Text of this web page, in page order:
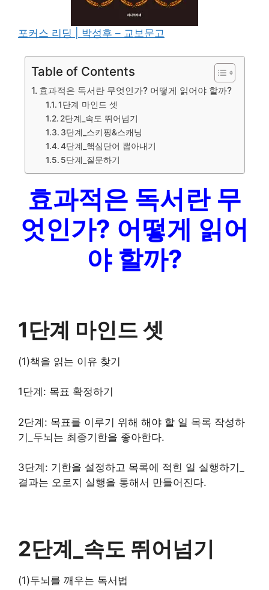
포커스 리딩 | 박성후 – 교보문고
Table of Contents
효과적은 독서란 무엇인가? 어떻게 읽어야 할까?
1단계 마인드 셋
2단계_속도 뛰어넘기
3단계_스키핑&스캐닝
4단계_핵심단어 뽑아내기
5단계_질문하기
효과적은 독서란 무
엇인가? 어떻게 읽어
야 할까?
1단계 마인드 셋
(1)책을 읽는 이유 찾기​
1단계: 목표 확정하기
2단계: 목표를 이루기 위해 해야 할 일 목록 작성하
기_두뇌는 최종기한을 좋아한다.
3단계: 기한을 설정하고 목록에 적힌 일 실행하기_
결과는 오로지 실행을 통해서 만들어진다.
2단계_속도 뛰어넘기
​(1)두뇌를 깨우는 독서법